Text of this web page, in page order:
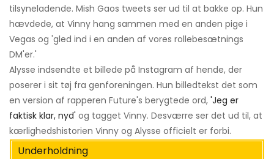
tilsyneladende. Mish Gaos tweets ser ud til at bakke op. Hun
hævdede, at Vinny hang sammen med en anden pige i
Vegas og 'gled ind i en anden af ​​vores rollebesætnings
DM'er.'
Alysse indsendte et billede på Instagram af hende, der
poserer i sit tøj fra genforeningen. Hun billedtekst det som
en version af rapperen Future's berygtede ord, 'Jeg er
faktisk klar, nyd' og tagget Vinny. Desværre ser det ud til, at
kærlighedshistorien Vinny og Alysse officielt er forbi.
Underholdning